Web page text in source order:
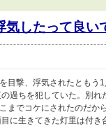
したって良い
目撃、浮気されたともう
過ちを犯していた。別れ
でコケにされたのだか
に生きてきた灯里は付